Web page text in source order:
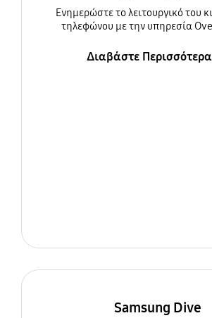
Ενημερώστε τo λειτουργικό του
τηλεφώνου με την υπηρεσία
Διαβάστε Περισσότερα
Samsung Dive